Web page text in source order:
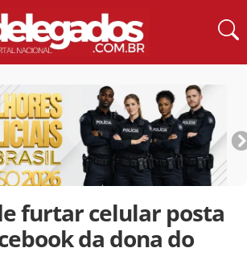
furtar celular posta
da dona do